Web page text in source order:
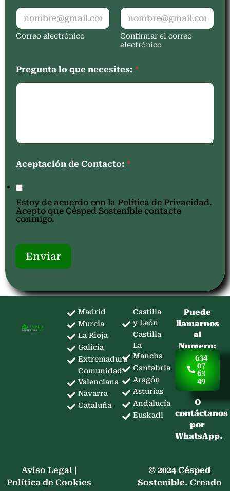
Correo electrónico
Confirmar el correo
electrónico
Pregunta lo que necesites: *
Aceptación de Contacto: *
Estoy de acuerdo con la Política de Privacidad.
Acepto que Césped Sostenible contacte
conmigo.
Enviar
Madrid
Murcia
La Rioja
Galicia
Extremadura
Comunidad
Valenciana
Navarra
Cataluña
Castilla
y León
Castilla
La
Mancha
Cantabria
Aragón
Asturias
Andalucía
Euskadi
Puede
llamarnos
al
Numero:
634
07
63
49
O
contáctanos
por
WhatsApp.
Aviso Legal |
Política de Cookies
© 2024 Césped
Sostenible. Creado